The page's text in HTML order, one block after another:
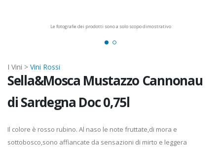
Le fotografie dei prodotti sono a solo scopo dimostrativo
I Vini > Vini Rossi
Sella&Mosca Mustazzo Cannonau
di Sardegna Doc 0,75l
Il colore è rosso rubino. Al naso le note fruttate,di mora e
sottobosco,sono affiancate da sensazioni di mirto e leggera